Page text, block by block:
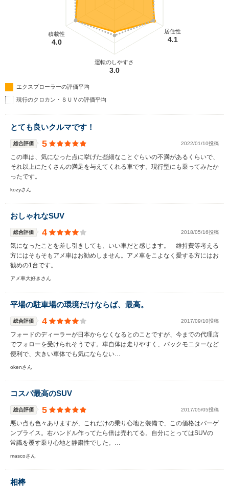
居住性
4.1
運転のしやすさ
3.0
積載性
4.0
エクスプローラーの評価平均
現行のクロカン・ＳＵＶの評価平均
とても良いクルマです！
総合評価 5 2022/01/10投稿
この車は、気になった点に挙げた些細なことぐらいの不満があるくらいで、
それ以上にたくさんの満足を与えてくれる車です。現行型にも乗ってみたか
ったです。
kozyさん
おしゃれなSUV
総合評価 4 2018/05/16投稿
気になったことを差し引きしても、いい車だと感じます。 維持費等考える
方にはそもそもアメ車はお勧めしません。アメ車をこよなく愛する方にはお
勧めの1台です。
アメ車大好きさん
平場の駐車場の環境だけならば、最高。
総合評価 4 2017/09/10投稿
フォードのディーラーが日本からなくなるとのことですが、今までの代理店
でフォローを受けられそうです。車自体は走りやすく、バックモニターなど
便利で、大きい車体でも気にならない…
okenさん
コスパ最高のSUV
総合評価 5 2017/05/05投稿
悪い点も色々ありますが、これだけの乗り心地と装備で、この価格はバーゲ
ンプライス。右ハンドル作ってたら倍は売れてる。自分にとってはSUVの
常識を覆す乗り心地と静粛性でした。…
mascoさん
相棒